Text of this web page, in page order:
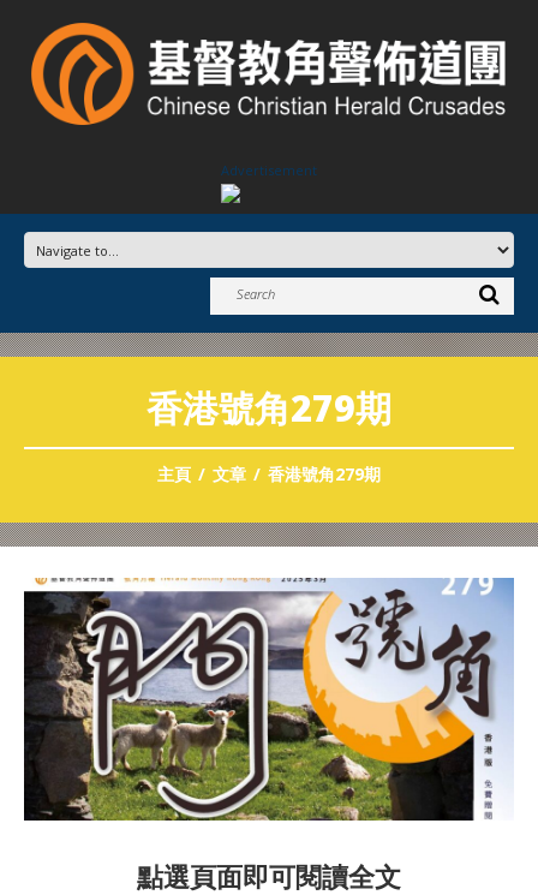
Advertisement
香港號角279期
主頁 文章 香港號角279期
點選頁面即可閱讀全文